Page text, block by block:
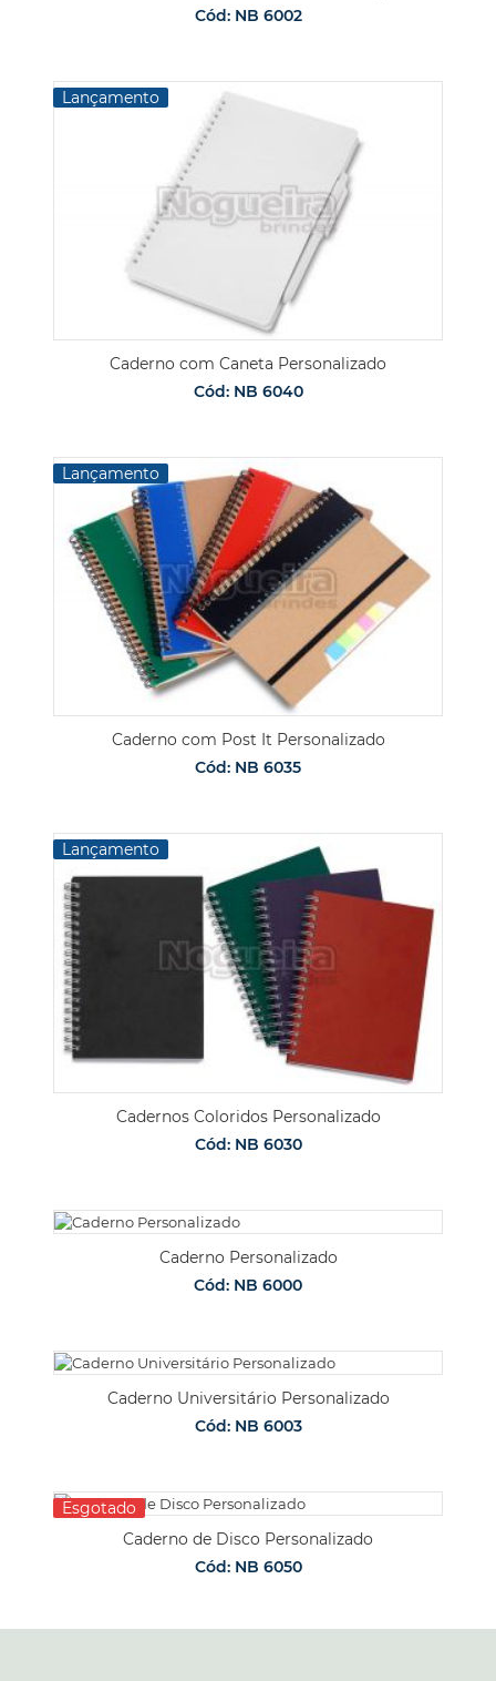
Cód: NB 6002
Lançamento
Caderno com Caneta Personalizado
Cód: NB 6040
Lançamento
Caderno com Post It Personalizado
Cód: NB 6035
Lançamento
Cadernos Coloridos Personalizado
Cód: NB 6030
Caderno Personalizado
Cód: NB 6000
Caderno Universitário Personalizado
Cód: NB 6003
Esgotado
Caderno de Disco Personalizado
Cód: NB 6050